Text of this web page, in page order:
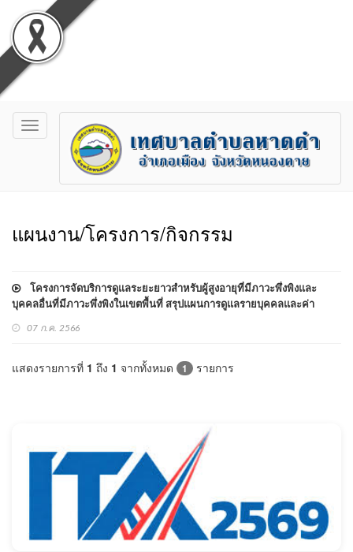
Toggle
navigation
แผนงาน/โครงการ/กิจกรรม
โครงการจัดบริการดูแลระยะยาวสำหรับผู้สูงอายุที่มีภาวะพึ่งพิงและ
บุคคลอื่นที่มีภาวะพึ่งพิงในเขตพื้นที่ สรุปแผนการดูแลรายบุคคลและค่า
07 ก.ค. 2566
แสดงรายการที่ 1 ถึง 1 จากทั้งหมด 1 รายการ